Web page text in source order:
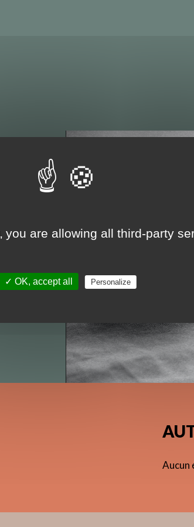
Aucun
you are allowing all third-party
✓ OK, accept all Personalize